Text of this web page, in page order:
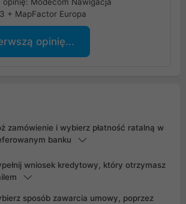
opinię: Modecom Nawigacja
+ MapFactor Europa
opinię...
zamówienie i wybierz płatność ratalną w
banku
wniosek kredytowy, który otrzymasz
sposób zawarcia umowy, poprzez